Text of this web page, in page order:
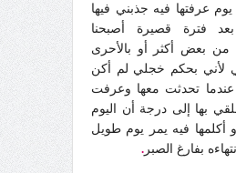
عرفتها فيه جذبني فيها
فترة قصيرة أصبحنا
من بعض أكثر أو بالأحرى
لأني بحكم خجلي لم أكن
عندما تحدثت معها وعرفت
بها إلى درجة أن اليوم
أو أكلمها فيه يمر يوم طويل
بفارغ الصبر .